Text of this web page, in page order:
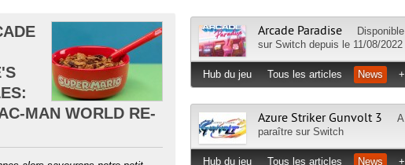
MAN WORLD RE-
Arcade Paradise
Disponible
sur Switch depuis le 11/08/2022
Hub du jeu Tous les articles News +
Azure Striker Gunvolt 3
A
paraître sur Switch
Hub du jeu Tous les articles News +